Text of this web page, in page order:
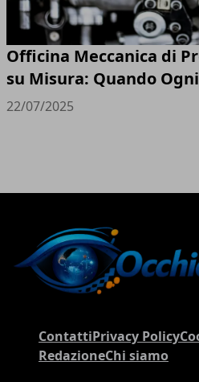
Officina Meccanica di
su Misura: Quando
22/07/2025
ContattiPrivacy Policy
RedazioneChi siamo